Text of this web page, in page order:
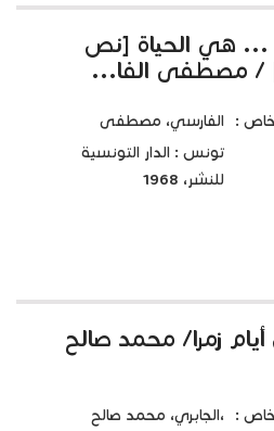
... هي الحياة [نص
/ مصطفى الفا...
:
الفارسي، مصطفى
تونس : الدار التونسية
للنشر، 1968
زمرا/ محمد صالح
:
،الجابري، محمد صالح